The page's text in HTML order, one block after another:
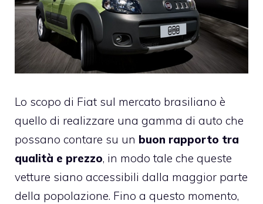
Lo scopo di Fiat sul mercato brasiliano è
quello di realizzare una gamma di auto che
possano contare su un buon rapporto tra
qualità e prezzo, in modo tale che queste
vetture siano accessibili dalla maggior parte
della popolazione. Fino a questo momento,